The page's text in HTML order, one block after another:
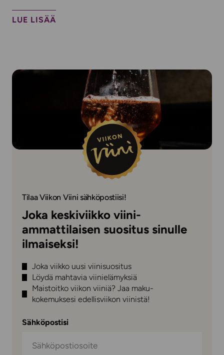
LUE LISÄÄ
Tilaa Viikon Viini sähköpostiisi!
Joka keskiviikko viini-
ammattilaisen suositus sinulle
ilmaiseksi!
Joka viikko uusi viinisuositus
Löydä mahtavia viinielämyksiä
Maistoitko viikon viiniä? Jaa maku-
kokemuksesi edellisviikon viinistä!
Sähköpostisi